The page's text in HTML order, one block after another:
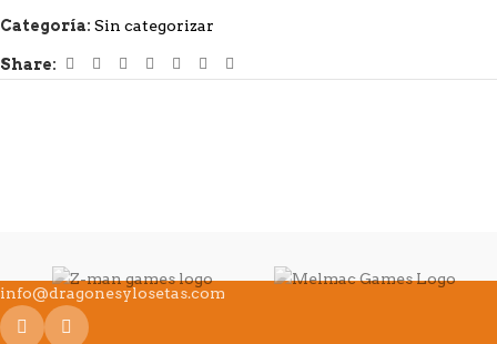
Categoría: Sin categorizar
Share:
info@dragonesylosetas.com